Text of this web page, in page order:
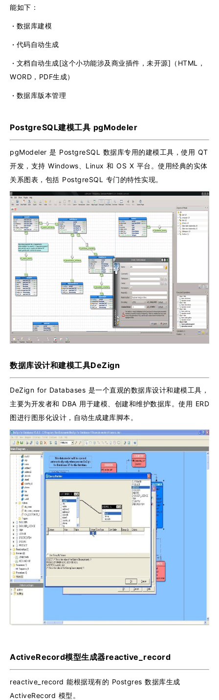
能如下：
· 数据库建模
· 代码自动生成
· 文档自动生成[这个小功能涉及商业插件，未开源]（HTML，
WORD，PDF生成）
· 数据库版本管理
PostgreSQL建模工具 pgModeler
pgModeler 是 PostgreSQL 数据库专用的建模工具，使用 QT
开发，支持 Windows、Linux 和 OS X 平台。使用经典的实体
关系图表，包括 PostgreSQL 专门的特性实现。
数据库设计和建模工具DeZign
DeZign for Databases 是一个直观的数据库设计和建模工具，
主要为开发者和 DBA 用于建模、创建和维护数据库。使用 ERD
图进行图形化设计，自动生成建库脚本。
ActiveRecord模型生成器reactive_record
reactive_record 能根据现有的 Postgres 数据库生成
ActiveRecord 模型。